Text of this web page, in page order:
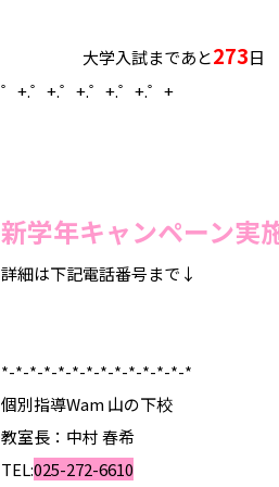
大学入試まであと273日
゜+.――゜+.――゜+.――゜+.――゜+.――゜+
新学年キャンペーン実
詳細は下記電話番号まで↓
*-*-*-*-*-*-*-*-*-*-*-*-*-*
個別指導Wam 山の下校
教室長：中村 春希
TEL:025-272-6610